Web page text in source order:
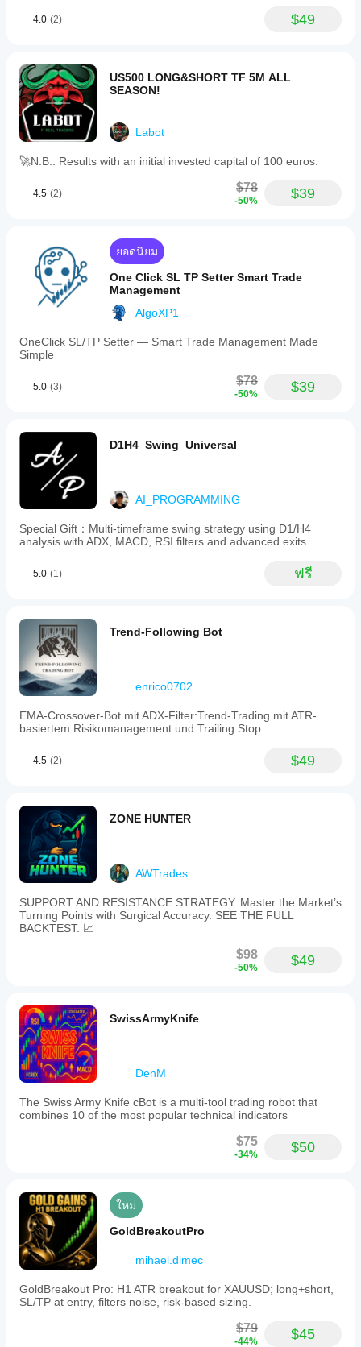
อดีตใน
และ Mac
การทดสอบ
บอทใน
คุณเองช่วย
ให้คุณเข้าใจ
ว่ามันทำงาน
อย่างไรใน
การใช้งาน
จริง
4.0 (2) $49
US500 LONG&SHORT TF 5M ALL
SEASON!
Labot
🚀N.B.: Results with an initial invested capital of 100 euros.
4.5 (2) $78
-50% $39
ยอดนิยม
One Click SL TP Setter Smart Trade
Management
AlgoXP1
OneClick SL/TP Setter — Smart Trade Management Made
Simple
5.0 (3) $78
-50% $39
D1H4_Swing_Universal
AI_PROGRAMMING
Special Gift：Multi-timeframe swing strategy using D1/H4
analysis with ADX, MACD, RSI filters and advanced exits.
5.0 (1) ฟรี
Trend-Following Bot
enrico0702
EMA-Crossover-Bot mit ADX-Filter:Trend-Trading mit ATR-
basiertem Risikomanagement und Trailing Stop.
4.5 (2) $49
ZONE HUNTER
AWTrades
SUPPORT AND RESISTANCE STRATEGY. Master the Market’s
Turning Points with Surgical Accuracy. SEE THE FULL
BACKTEST. 📈
$98
-50% $49
SwissArmyKnife
DenM
The Swiss Army Knife cBot is a multi-tool trading robot that
combines 10 of the most popular technical indicators
$75
-34% $50
ใหม่
GoldBreakoutPro
mihael.dimec
GoldBreakout Pro: H1 ATR breakout for XAUUSD; long+short,
SL/TP at entry, filters noise, risk-based sizing.
$79
-44% $45